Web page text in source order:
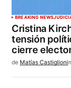
BREAKING NEWS
Cristina
tensión
cierre
de Matías Castiglioni